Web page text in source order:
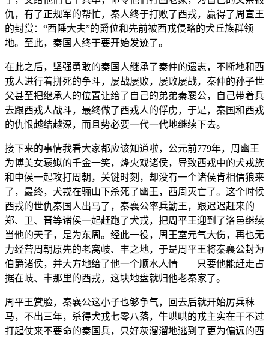
仇，有了正规军的帮忙，秦人终于打败了西戎，赢得了周宣王
的封赏：“西陲大夫”的爵位和先前被西戎侵略的犬丘族群领
地。至此，秦国人终于要开始发迹了。
在此之后，坚强勇敢的秦国人继承了秦仲的遗志，不断地和西
戎人进行着拼死的争斗，屡战屡败，屡败屡战，秦仲的孙子世
父甚至把继承人的位置让给了自己的弟弟秦襄公，自己带着兵
去跟西戎人战斗，最终做了西戎人的俘虏，于是，秦国和西戎
的仇恨越结越深，而且势必要一代一代地继续下去。
接下来的事情我看大家都应该知道啦，公元前779年，周幽王
为博美女褒姒的千金一笑，烽火戏诸侯，导致西戎中的犬戎族
和申侯一起攻打周朝，关键时刻，却没有一个诸侯肯相信狼来
了，最终，犬戎在骊山下杀死了幽王，西周灭亡了。这个时候
西戎的世仇秦国人出马了，秦襄公率兵勤王，跟迟迟赶来的
郑、卫、晋等诸侯一起赶跑了犬戎，把周平王迎到了洛邑继续
当他的天子，是为东周。经此一役，周王室元气大伤，再也无
力经营周朝原先的老窝岐、丰之地，于是周平王将秦襄公封为
伯爵诸侯，并大方地给了他一个顺水人情——只要他能赶走占
据在岐、丰那里的西戎，这块地盘就归他老秦家了。
周平王赏脸，秦襄公这小子也够争气，回去后就开始厉兵秣
马，不出三年，杀得犬戎七零八落，牛哄哄的戎主实在干不过
打起仗来不要命的秦国兵，只好灰溜溜地逃到了更为偏远的西